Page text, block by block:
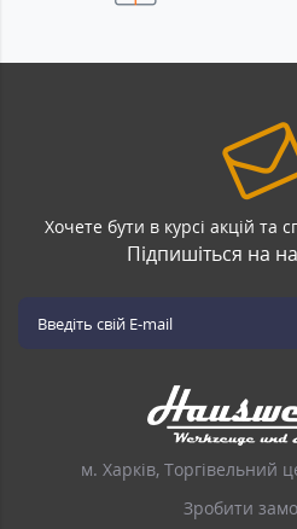
Хочете бути в курсі акцій та
Підпишіться на
м. Харків, Торгівельний
Зробити